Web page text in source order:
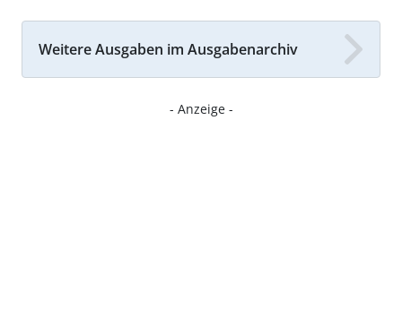
Weitere Ausgaben im Ausgabenarchiv
- Anzeige -